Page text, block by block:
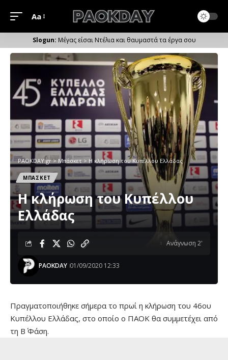
Μέγεθος
Γραμματοσειράς
Aa
Μέγας είσαι Ντέλια και θαυμαστά τα έργα σου
PAOKDAY.gr> Μπάσκετ > Η κλήρωση του Κυπέλλου Ελλάδας
ΜΠΑΣΚΕΤ
Η κλήρωση του Κυπέλλου
Ελλάδας
PAOKDAY 01/09/2020 12:33
Ανάγνωση 2'
Πραγματοποιήθηκε σήμερα το πρωί η κλήρωση του 46ου
Κυπέλλου Ελλάδας, στο οποίο ο ΠΑΟΚ θα συμμετέχει από
τη Β΄ Φάση.